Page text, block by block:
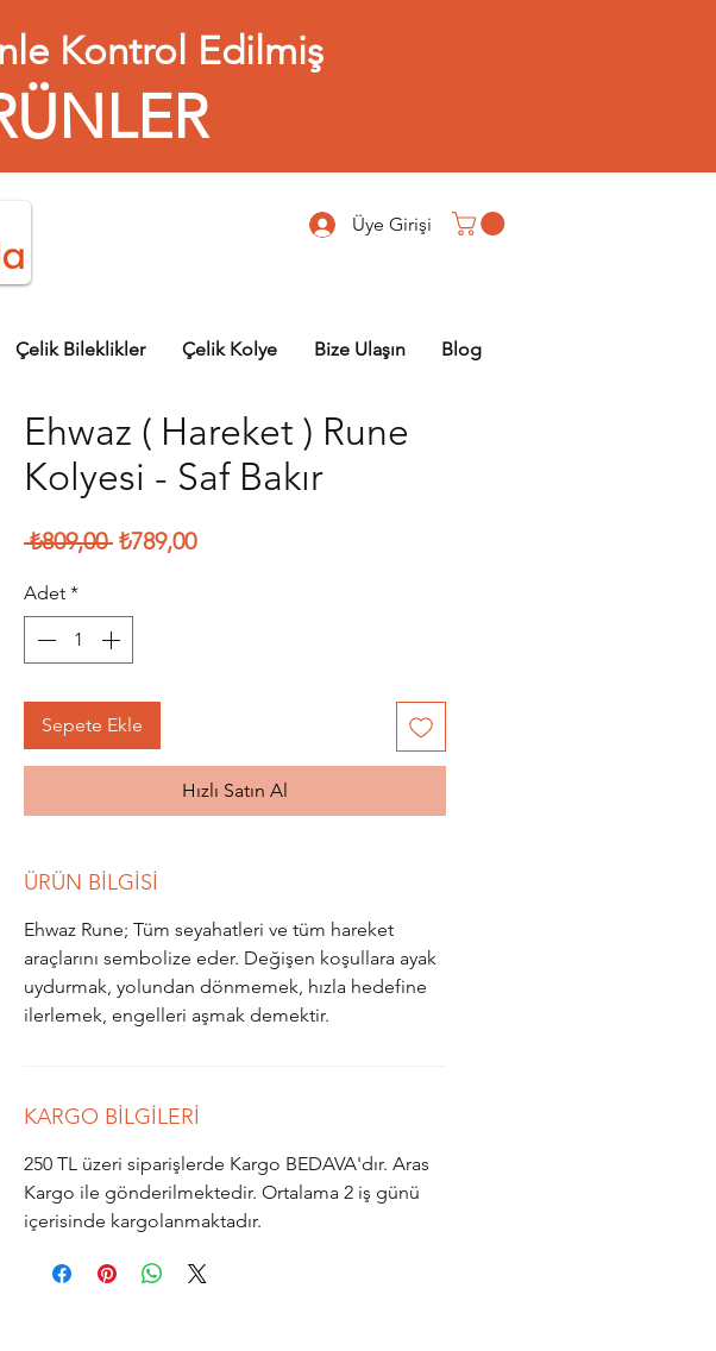
Kontrol Edilmiş
Üye Girişi
Çelik Bileklikler Çelik Kolye Bize Ulaşın Blog
Ehwaz ( Hareket ) Rune
Kolyesi - Saf Bakır
₺809,00 Normal
₺789,00İndirimli
Adet *
Sepete Ekle
Hızlı Satın Al
ÜRÜN BİLGİSİ
Ehwaz Rune; Tüm seyahatleri ve tüm hareket
araçlarını sembolize eder. Değişen koşullara ayak
uydurmak, yolundan dönmemek, hızla hedefine
ilerlemek, engelleri aşmak demektir.
KARGO BİLGİLERİ
250 TL üzeri siparişlerde Kargo BEDAVA'dır. Aras
Kargo ile gönderilmektedir. Ortalama 2 iş günü
içerisinde kargolanmaktadır.